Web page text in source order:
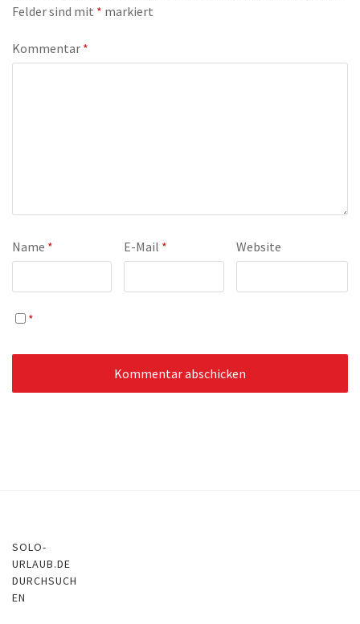
Felder sind mit * markiert
Kommentar *
Name * E-Mail * Website
*
SOLO-
URLAUB.DE
DURCHSUCH
EN